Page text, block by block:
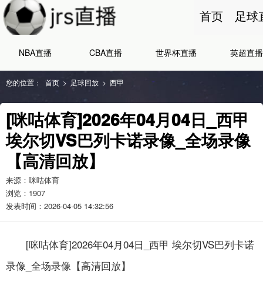
首页 足球
NBA直播 CBA直播 世界杯直播 英超直播
您的位置： 首页 > 足球回放 > 西甲
[咪咕体育]2026年04月04日_西甲
埃尔切VS巴列卡诺录像_全场录像
【高清回放】
来源：咪咕体育
浏览： 1907
发表时间：2026-04-05 14:32:56
[咪咕体育]2026年04月04日_西甲 埃尔切VS巴列卡诺
录像_全场录像【高清回放】